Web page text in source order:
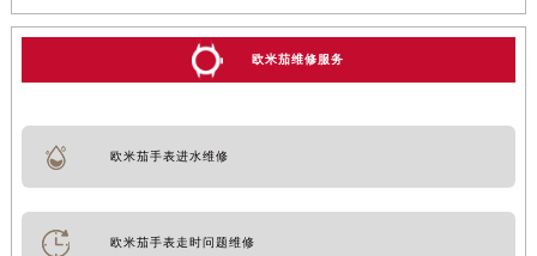
欧米茄维修服务
欧米茄手表进水维修
欧米茄手表走时问题维修